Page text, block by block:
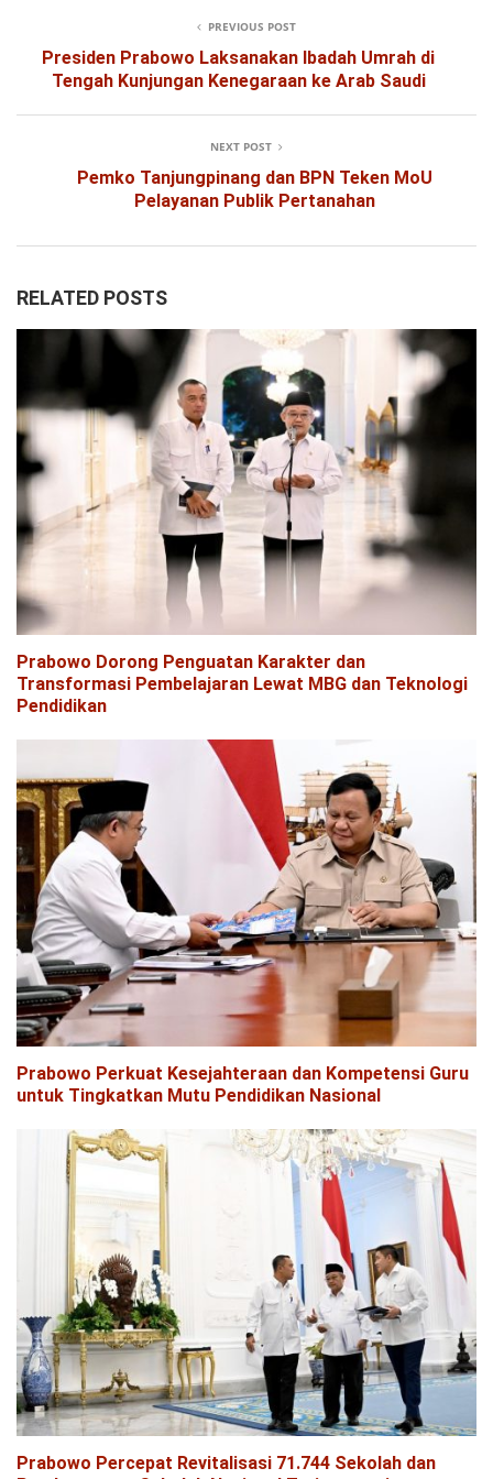
PREVIOUS POST
Presiden Prabowo Laksanakan Ibadah Umrah di
Tengah Kunjungan Kenegaraan ke Arab Saudi
NEXT POST
Pemko Tanjungpinang dan BPN Teken MoU
Pelayanan Publik Pertanahan
RELATED POSTS
Prabowo Dorong Penguatan Karakter dan
Transformasi Pembelajaran Lewat MBG dan Teknologi
Pendidikan
Prabowo Perkuat Kesejahteraan dan Kompetensi Guru
untuk Tingkatkan Mutu Pendidikan Nasional
Prabowo Percepat Revitalisasi 71.744 Sekolah dan